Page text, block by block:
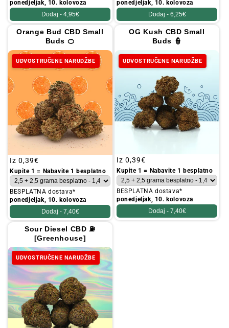
ponedjeljak, 10. kolovoza
Dodaj - 4,95€
ponedjeljak, 10. kolovoza
Dodaj - 6,25€
Orange Bud CBD Small
Buds 🍊
UDVOSTRUČENE NARUDŽBE
Redovna
cijena
Iz 0,39€
Kupite 1 = Nabavite 1 besplatno
BESPLATNA dostava*
ponedjeljak, 10. kolovoza
Dodaj - 7,40€
OG Kush CBD Small
Buds 👮
UDVOSTRUČENE NARUDŽBE
Redovna
cijena
Iz 0,39€
Kupite 1 = Nabavite 1 besplatno
BESPLATNA dostava*
ponedjeljak, 10. kolovoza
Dodaj - 7,40€
Sour Diesel CBD ⛽
[Greenhouse]
UDVOSTRUČENE NARUDŽBE